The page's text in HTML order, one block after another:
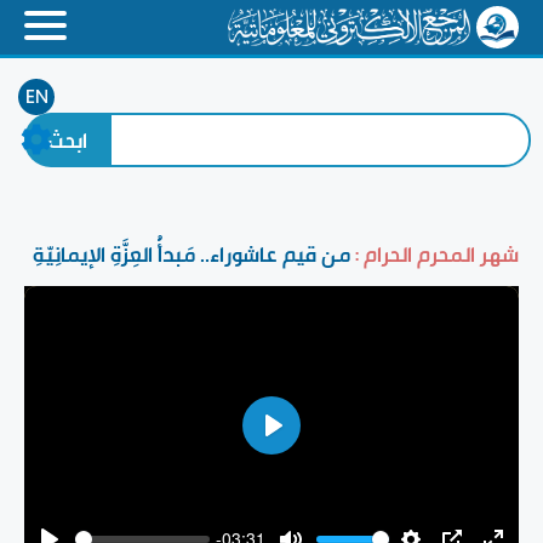
EN
شهر المحرم الحرام :من قيم عاشوراء.. مَبدأُ العِزَّةِ الإيمانِيّةِ
-03:31
Play